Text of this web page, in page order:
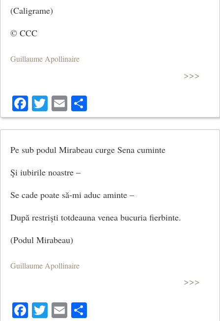
Noaptea vine, sună ceasul bătrân,
Laurencinîn 1912.
(Caligrame)
© CCC
Guillaume Apollinaire
>>>
Facebook
Twitter
Email
Pe sub podul Mirabeau curge Sena cuminte
Şi iubirile noastre –
Se cade poate să-mi aduc aminte –
După restrişti totdeauna venea bucuria fierbinte.
(Podul Mirabeau)
Guillaume Apollinaire
>>>
Facebook
Twitter
Email